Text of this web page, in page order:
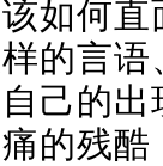
如何
的言
自己的
的残